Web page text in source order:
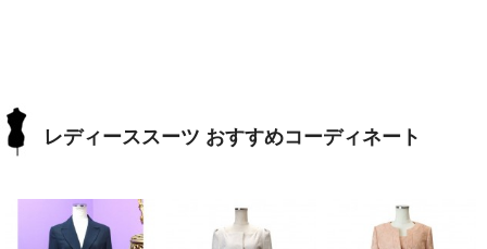
レディーススーツ おすすめコーディネート